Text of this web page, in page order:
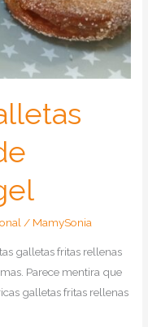
/ MamySonia
galletas fritas rellenas
Parece mentira que
galletas fritas rellenas